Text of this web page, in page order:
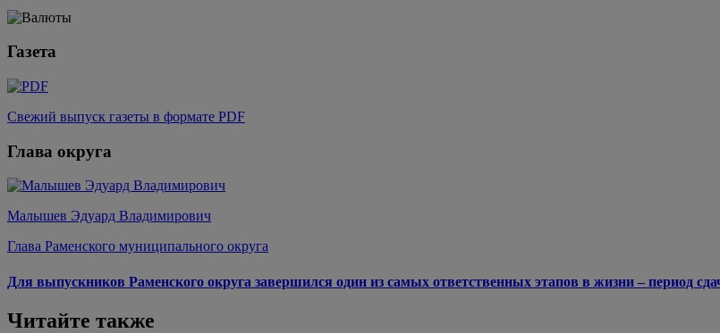
Газета
Свежий выпуск газеты в формате PDF
Глава округа
Малышев Эдуард Владимирович
Глава Раменского муниципального округа
Для выпускников Раменского округа завершился один из самых ответственных этапов в жизни – период
Читайте также